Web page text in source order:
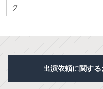
ク
出演依頼に関す